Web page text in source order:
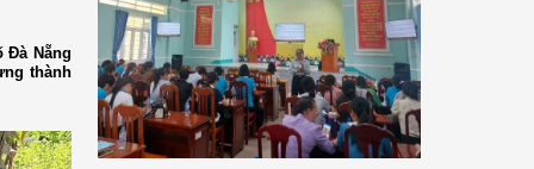
Đà Nẵng
thành